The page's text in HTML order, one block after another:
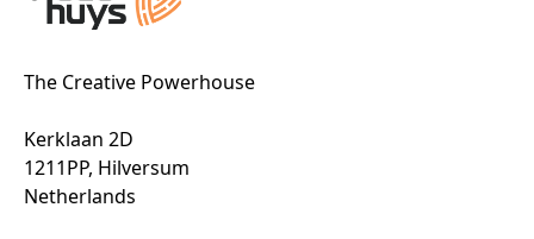
The Creative Powerhouse
Kerklaan 2D
1211PP, Hilversum
Netherlands